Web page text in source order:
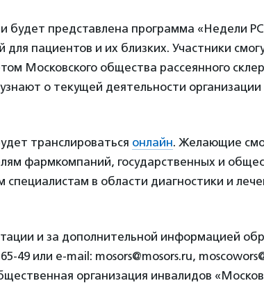
будет представлена программа «Недели
пациентов и их близких. Участники
Московского общества рассеянного
о текущей деятельности организации
транслироваться онлайн. Желающие
фармкомпаний, государственных и
в области диагностики и
и за дополнительной информацией
49 или e-mail: mosors@mosors.ru,
организация инвалидов